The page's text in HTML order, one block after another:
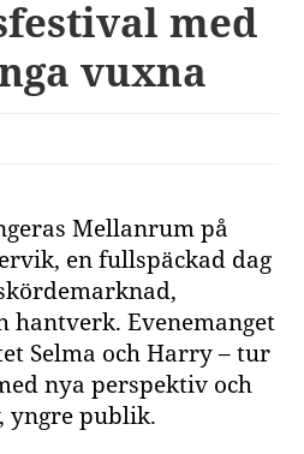
med
vuxna
Mellanrum på
en fullspäckad dag
hantverk. Evenemanget
Selma och Harry – tur
nya perspektiv och
yngre publik.